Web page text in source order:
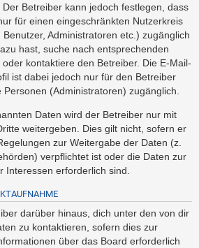
Betreiber kann jedoch festlegen, dass
für einen eingeschränkten Nutzerkreis
Administratoren etc.) zugänglich
hast, suche nach entsprechenden
kontaktiere den Betreiber. Die E-Mail-
ist dabei jedoch nur für den Betreiber
(Administratoren) zugänglich.
Daten wird der Betreiber nur mit
weitergeben. Dies gilt nicht, sofern er
zur Weitergabe der Daten (z.
verpflichtet ist oder die Daten zur
Interessen erforderlich sind.
darüber hinaus, dich unter den von dir
zu kontaktieren, sofern dies zur
über das Board erforderlich